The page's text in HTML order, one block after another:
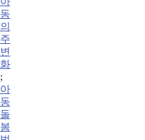
동
의
주
변
화
;
아
동
돌
봄